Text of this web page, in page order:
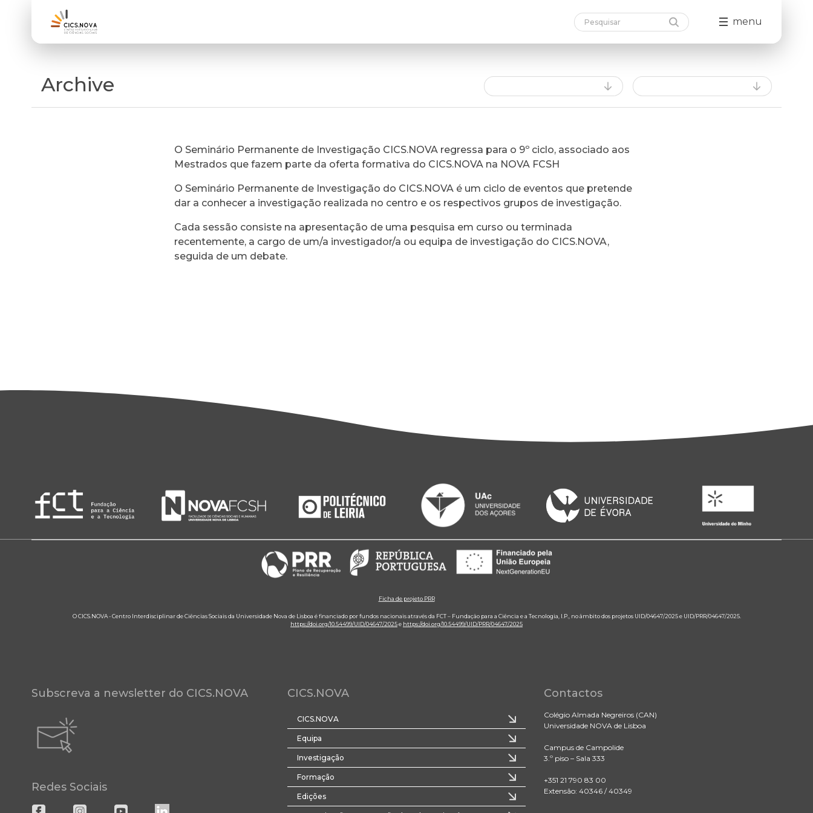
menu
Archive
O Seminário Permanente de Investigação CICS.NOVA regressa para o 9º ciclo, associado aos
Mestrados que fazem parte da oferta formativa do CICS.NOVA na NOVA FCSH
O Seminário Permanente de Investigação do CICS.NOVA é um ciclo de eventos que pretende
dar a conhecer a investigação realizada no centro e os respectivos grupos de investigação.
Cada sessão consiste na apresentação de uma pesquisa em curso ou terminada
recentemente, a cargo de um/a investigador/a ou equipa de investigação do CICS.NOVA,
seguida de um debate.
Ficha de projeto PRR
O CICS.NOVA - Centro Interdisciplinar de Ciências Sociais da Universidade Nova de Lisboa é financiado por fundos nacionais através da FCT – Fundação para a Ciência e a Tecnologia, I.P., no âmbito dos projetos UID/04647/2025 e UID/PRR/04647/2025.
https://doi.org/10.54499/UID/04647/2025e https://doi.org/10.54499/UID/PRR/04647/2025
Subscreva a newsletter do CICS.NOVA
Redes Sociais
CICS.NOVA
CICS.NOVA
Equipa
Investigação
Formação
Edições
Contactos
Colégio Almada Negreiros (CAN)
Universidade NOVA de Lisboa
Campus de Campolide
3.º piso – Sala 333
+351 21 790 83 00
Extensão: 40346 / 40349